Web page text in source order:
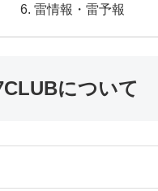
雷情報・雷予報
について